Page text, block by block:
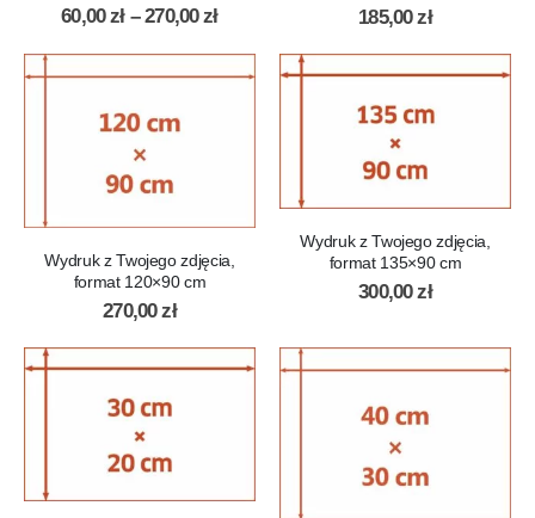
60,00zł – 270,00zł 185,00zł
Wydruk z Twojego zdjęcia,
format 120×90 cm
270,00zł
Wydruk z Twojego zdjęcia,
format 135×90 cm
300,00zł